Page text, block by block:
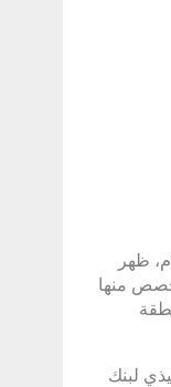
ظهر
منها
لبنك